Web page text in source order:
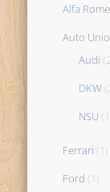
Alfa
Auto
Audi
DKW
NSU
Ferrari (1)
Ford (1)